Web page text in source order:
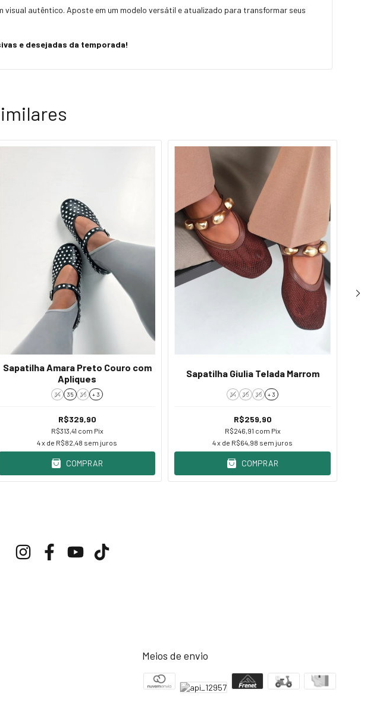
autêntico. Aposte em um modelo versátil e atualizado para transformar seus
e desejadas da temporada!
Sapatilha Amara Preto Couro com
Apliques
34 35 36 + 3
R$329,90
R$313,41 com Pix
4x de R$82,48 sem juros
COMPRAR
Sapatilha Giulia Telada Marrom
34 35 36 + 3
R$259,90
R$246,91 com Pix
4x de R$64,98 sem juros
COMPRAR
Meios de envio